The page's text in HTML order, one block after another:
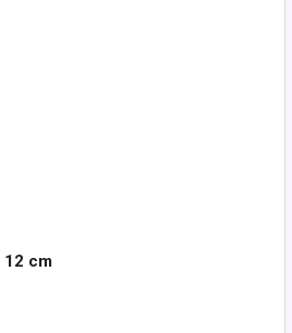
12 cm